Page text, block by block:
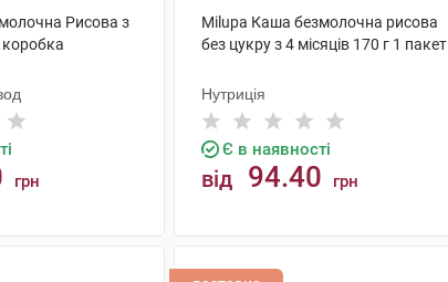
Рисова з
коробка
грн
Milupa Каша безмолочна рисова
без цукру з 4 місяців 170 г 1 пакет
Нутриція
Є в наявності
від 94.40 грн